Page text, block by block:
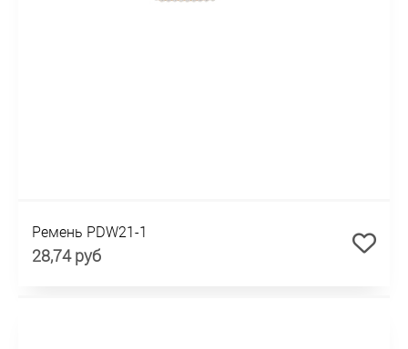
Ремень PDW21-1
28,74 руб